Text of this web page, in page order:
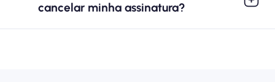
cancelar minha assinatura?